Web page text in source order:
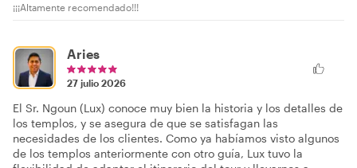
¡¡¡Altamente recomendado!!!
Aries
27 julio 2026
El Sr. Ngoun (Lux) conoce muy bien la historia y los detalles de
los templos, y se asegura de que se satisfagan las
necesidades de los clientes. Como ya habíamos visto algunos
de los templos anteriormente con otro guía, Lux tuvo la